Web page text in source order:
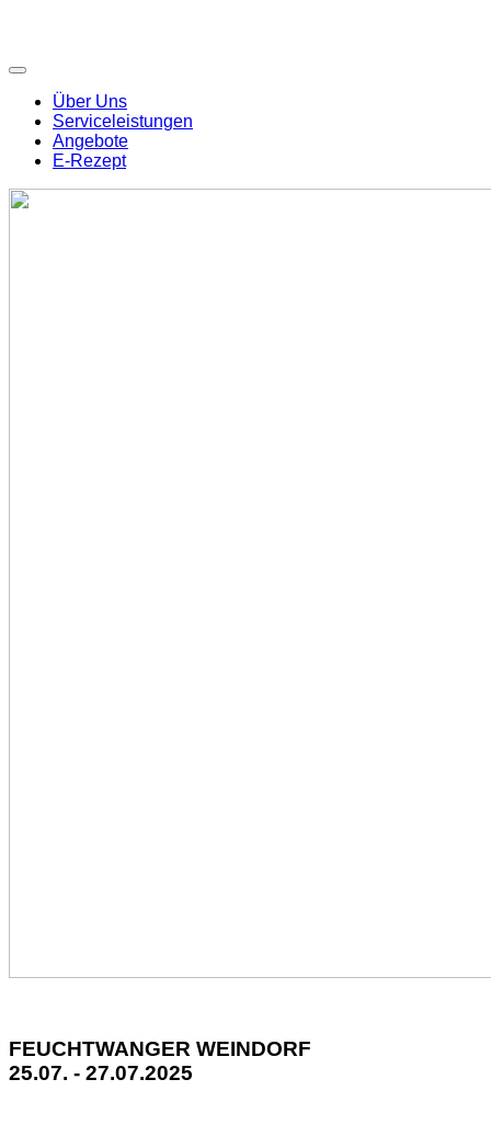
Über Uns
Serviceleistungen
Angebote
E-Rezept
FEUCHTWANGER WEINDORF
25.07. - 27.07.2025